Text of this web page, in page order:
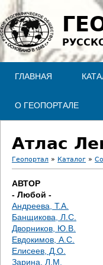
ГЛАВНАЯ
О ГЕОПОРТАЛЕ
Атлас
В
ы
з
д
Геопортал » Каталог »
АВТОР
- Любой -
Андреева, Т.А.
Банщикова, Л.С.
Дворников, Ю.В.
Евдокимов, А.С.
Елисеев, Д.О.
Зарина, Л.М.